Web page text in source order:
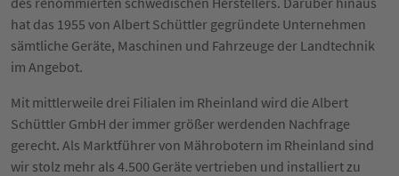
hat das 1955 von Albert Schüttler gegründete Unternehmen
sämtliche Geräte, Maschinen und Fahrzeuge der Landtechnik
im Angebot.
Mit mittlerweile drei Filialen im Rheinland wird die Albert
Schüttler GmbH der immer größer werdenden Nachfrage
gerecht. Als Marktführer von Mährobotern im Rheinland sind
wir stolz mehr als 4.500 Geräte vertrieben und installiert zu